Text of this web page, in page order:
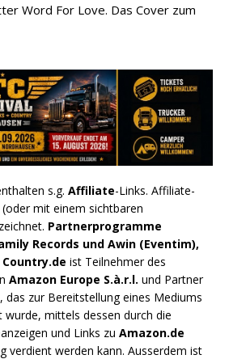
Word For Love. Das Cover zum
s.g. Affiliate-Links. Affiliate-
mit einem sichtbaren
Partnerprogramme
Records und Awin (Eventim),
Country.de ist Teilnehmer des
Amazon Europe S.à.r.l. und Partner
das zur Bereitstellung eines Mediums
mittels dessen durch die
und Links zu Amazon.de
verdient werden kann. Ausserdem ist